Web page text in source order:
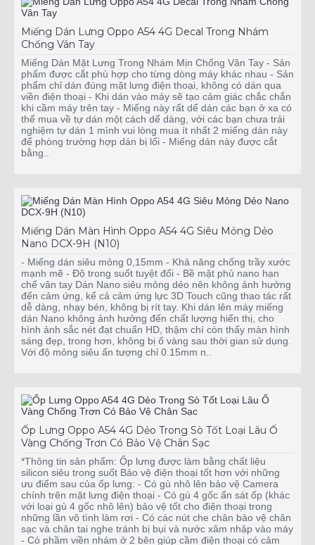
Miếng Dán Lưng Oppo A54 4G Decal Trong Nhám
Chống Vân Tay
Miếng Dán Mặt Lưng Trong Nhám Mịn Chống Vân Tay - Sản
phẩm được cắt phù hợp cho từng dòng máy khác nhau - Sản
phẩm chỉ dán đúng mặt lưng điện thoại, không có dán qua
viền điện thoại - Khi dán vào máy sẽ tạo cảm giác chắc chắn
khi cầm máy trên tay - Miếng này rất dể dán các bạn ở xa có
thể mua về tự dán một cách dể dàng, với các bạn chưa trải
nghiệm tự dán 1 mình vui lòng mua ít nhất 2 miếng dán này
để phòng trường hợp dán bị lổi - Miếng dán này được cắt
bằng..
Miếng Dán Màn Hình Oppo A54 4G Siêu Mỏng Dẻo
Nano DCX-9H (N10)
- Miếng dán siêu mỏng 0,15mm - Khả năng chống trầy xước
mạnh mẽ - Độ trong suốt tuyệt đối - Bề mặt phủ nano hạn
chế vân tay Dán Nano siêu mỏng dẻo nên không ảnh hưởng
đến cảm ứng, kể cả cảm ứng lực 3D Touch cũng thao tác rất
dễ dàng, nhạy bén, không bị rít tay. Khi dán lên máy miếng
dán Nano không ảnh hưởng đến chất lượng hiển thị, cho
hình ảnh sắc nét đạt chuẩn HD, thậm chí còn thấy màn hình
sáng đẹp, trong hơn, không bị ố vàng sau thời gian sử dụng.
Với độ mỏng siêu ấn tượng chỉ 0.15mm n..
Ốp Lưng Oppo A54 4G Dẻo Trong Sò Tốt Loại Lâu Ố
Vàng Chống Trơn Có Bảo Vệ Chân Sạc
*Thông tin sản phẩm: Ốp lưng được làm bằng chất liệu
silicon siêu trong suốt Bảo vệ điện thoại tốt hơn với những
ưu điểm sau của ốp lưng: - Có gù nhô lên bảo vệ Camera
chính trên mặt lưng điện thoại - Có gù 4 gốc ẩn sát ốp (khác
với loại gù 4 gốc nhô lên) bảo vệ tốt cho điện thoại trong
những lần vô tình làm rơi - Có các nút che chân bảo vệ chân
sạc và chân tai nghe tránh bị bụi và nước xâm nhập vào máy
- Có phầm viền nhám ở 2 bên giúp cầm điện thoại có cảm